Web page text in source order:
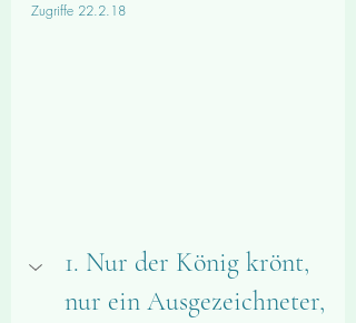
Zugriffe 22.2.18
1. Nur der König krönt,
nur ein Ausgezeichneter,